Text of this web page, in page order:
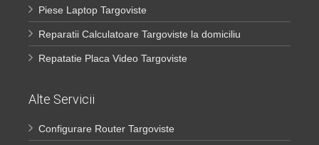
Piese Laptop Targoviste
Reparatii Calculatoare Targoviste la domiciliu
Repatatie Placa Video Targoviste
Alte Servicii
Configurare Router Targoviste